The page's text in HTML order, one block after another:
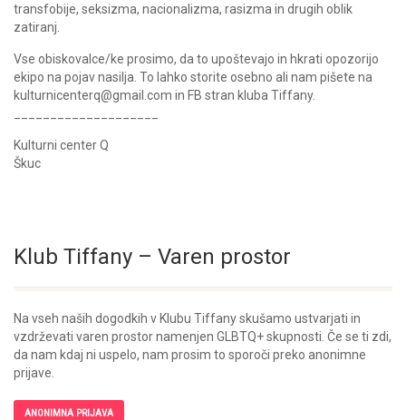
transfobije, seksizma, nacionalizma, rasizma in drugih oblik
zatiranj.
Vse obiskovalce/ke prosimo, da to upoštevajo in hkrati opozorijo
ekipo na pojav nasilja. To lahko storite osebno ali nam pišete na
kulturnicenterq@gmail.com in FB stran kluba Tiffany.
Kulturni center Q
Škuc
Klub Tiffany – Varen prostor
Na vseh naših dogodkih v Klubu Tiffany skušamo ustvarjati in
vzdrževati varen prostor namenjen GLBTQ+ skupnosti. Če se ti zdi,
da nam kdaj ni uspelo, nam prosim to sporoči preko anonimne
prijave.
ANONIMNA PRIJAVA